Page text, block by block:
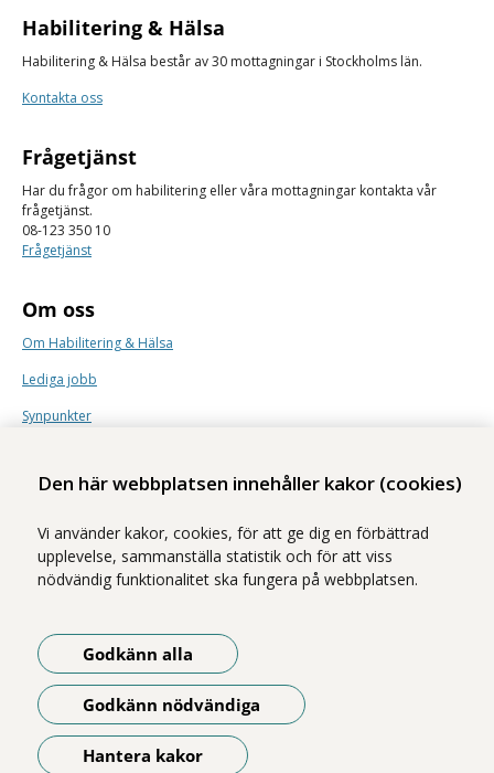
Den här webbplatsen innehåller kakor (cookies)
Vi använder kakor, cookies, för att ge dig en förbättrad
upplevelse, sammanställa statistik och för att viss
nödvändig funktionalitet ska fungera på webbplatsen.
Godkänn alla
Godkänn nödvändiga
Hantera kakor
Habilitering & Hälsa
Habilitering & Hälsa består av 30 mottagningar i Stockholms län.
Kontakta oss
Frågetjänst
Har du frågor om habilitering eller våra mottagningar kontakta vår
frågetjänst.
08-123 350 10
Frågetjänst
Om oss
Om Habilitering & Hälsa
Lediga jobb
Synpunkter
Samtliga bilder på webbplatsen är tagna av fotograf Yanan Li om inget
annat namn anges.
Om webbplatsen
Tillgänglighetsredogörelse